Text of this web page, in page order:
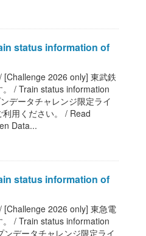
status information of
[Challenge 2026 only] 東武鉄
/ Train status information
データチャレンジ限定ライ
用ください。 / Read
Data...
status information of
[Challenge 2026 only] 東急電
/ Train status information
データチャレンジ限定ライ